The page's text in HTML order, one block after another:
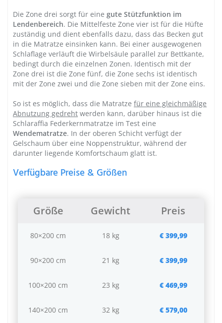
Die Zone drei sorgt für eine gute Stützfunktion im
Lendenbereich. Die Mittelfeste Zone vier ist für die Hüfte
zuständig und dient ebenfalls dazu, dass das Becken gut
in die Matratze einsinken kann. Bei einer ausgewogenen
Schlaflage verläuft die Wirbelsäule parallel zur Bettkante,
bedingt durch die einzelnen Zonen. Identisch mit der
Zone drei ist die Zone fünf, die Zone sechs ist identisch
mit der Zone zwei und die Zone sieben mit der Zone eins.
So ist es möglich, dass die Matratze für eine gleichmäßige
Abnutzung gedreht werden kann, darüber hinaus ist die
Schlaraffia Federkernmatratze im Test eine
Wendematratze. In der oberen Schicht verfügt der
Gelschaum über eine Noppenstruktur, während der
darunter liegende Komfortschaum glatt ist.
Verfügbare Preise & Größen
Größe Gewicht Preis
80×200 cm 18 kg € 399,99
90×200 cm 21 kg € 399,99
100×200 cm 23 kg € 469,99
140×200 cm 32 kg € 579,00